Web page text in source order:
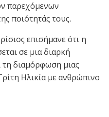
παρεχόμενων
ποιότητάς τους.
επισήμανε ότι η
σε μια διαρκή
τη διαμόρφωση μιας
Ηλικία με ανθρώπινο